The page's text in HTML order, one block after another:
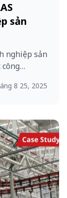
sản
nghiệp sản
công…
8 25, 2025